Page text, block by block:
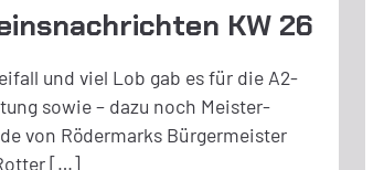
KW 26
und viel Lob gab es für die A2-
sowie – dazu noch Meister-
von Rödermarks Bürgermeister
[…]